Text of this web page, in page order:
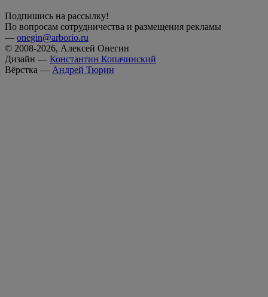
Подпишись на рассылку!
По вопросам сотрудничества и размещения рекламы
— onegin@arborio.ru
© 2008-2026, Алексей Онегин
Дизайн — Константин Копачинский
Вёрстка — Андрей Тюрин